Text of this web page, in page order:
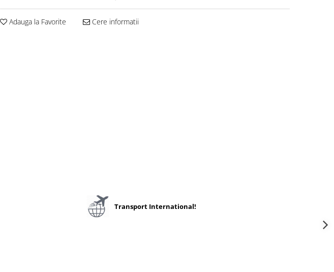
Adauga la Favorite Cere informatii
Transport International!